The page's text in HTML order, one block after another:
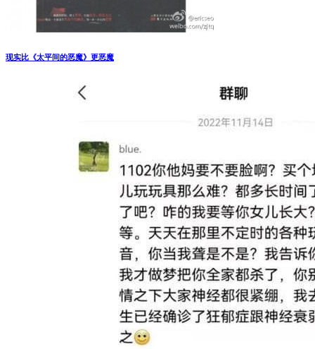
现实比《太平间的恶魔》更恶魔